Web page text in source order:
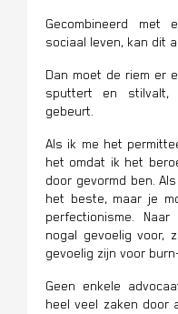
Gecombineerd met
sociaal leven, kan dit
Dan moet de riem er
sputtert en stilvalt,
gebeurt.
Als ik me het
het omdat ik het
door gevormd ben.
het beste, maar je
perfectionisme.
nogal gevoelig voor,
gevoelig zijn voor
Geen enkele
heel veel zaken door